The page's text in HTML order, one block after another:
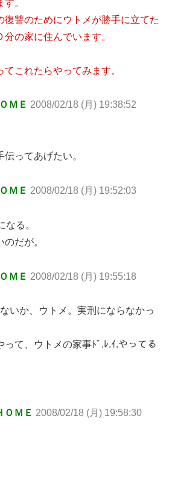
。
復讐のためにウトメが勝手に立てた
の家に住んでいます。
これたらやってみます。
ＭＥ 2008/02/18 (月) 19:38:52
ってあげたい。
ＭＥ 2008/02/18 (月) 19:52:03
る。
だが。
ＭＥ 2008/02/18 (月) 19:55:18
いか、ウトメ。実刑にならなかっ
って、ウトメの家事ﾄﾞ.ﾚ.ｲ.やってる
ＯＭＥ 2008/02/18 (月) 19:58:30